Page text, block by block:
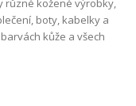
různé kožené výrobky,
boty, kabelky a
kůže a všech